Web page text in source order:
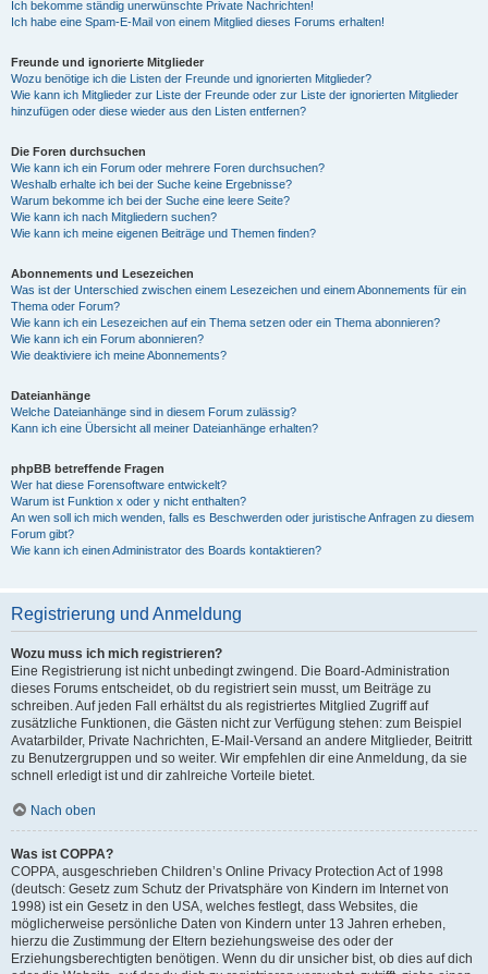
Ich bekomme ständig unerwünschte Private Nachrichten!
Ich habe eine Spam-E-Mail von einem Mitglied dieses Forums erhalten!
Freunde und ignorierte Mitglieder
Wozu benötige ich die Listen der Freunde und ignorierten Mitglieder?
Wie kann ich Mitglieder zur Liste der Freunde oder zur Liste der ignorierten Mitglieder
hinzufügen oder diese wieder aus den Listen entfernen?
Die Foren durchsuchen
Wie kann ich ein Forum oder mehrere Foren durchsuchen?
Weshalb erhalte ich bei der Suche keine Ergebnisse?
Warum bekomme ich bei der Suche eine leere Seite?
Wie kann ich nach Mitgliedern suchen?
Wie kann ich meine eigenen Beiträge und Themen finden?
Abonnements und Lesezeichen
Was ist der Unterschied zwischen einem Lesezeichen und einem Abonnements für ein
Thema oder Forum?
Wie kann ich ein Lesezeichen auf ein Thema setzen oder ein Thema abonnieren?
Wie kann ich ein Forum abonnieren?
Wie deaktiviere ich meine Abonnements?
Dateianhänge
Welche Dateianhänge sind in diesem Forum zulässig?
Kann ich eine Übersicht all meiner Dateianhänge erhalten?
phpBB betreffende Fragen
Wer hat diese Forensoftware entwickelt?
Warum ist Funktion x oder y nicht enthalten?
An wen soll ich mich wenden, falls es Beschwerden oder juristische Anfragen zu diesem
Forum gibt?
Wie kann ich einen Administrator des Boards kontaktieren?
Registrierung und Anmeldung
Wozu muss ich mich registrieren?
Eine Registrierung ist nicht unbedingt zwingend. Die Board-Administration
dieses Forums entscheidet, ob du registriert sein musst, um Beiträge zu
schreiben. Auf jeden Fall erhältst du als registriertes Mitglied Zugriff auf
zusätzliche Funktionen, die Gästen nicht zur Verfügung stehen: zum Beispiel
Avatarbilder, Private Nachrichten, E-Mail-Versand an andere Mitglieder, Beitritt
zu Benutzergruppen und so weiter. Wir empfehlen dir eine Anmeldung, da sie
schnell erledigt ist und dir zahlreiche Vorteile bietet.
Nach oben
Was ist COPPA?
COPPA, ausgeschrieben Children’s Online Privacy Protection Act of 1998
(deutsch: Gesetz zum Schutz der Privatsphäre von Kindern im Internet von
1998) ist ein Gesetz in den USA, welches festlegt, dass Websites, die
möglicherweise persönliche Daten von Kindern unter 13 Jahren erheben,
hierzu die Zustimmung der Eltern beziehungsweise des oder der
Erziehungsberechtigten benötigen. Wenn du dir unsicher bist, ob dies auf dich